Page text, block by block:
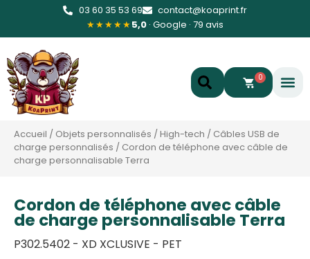
03 60 35 53 69
contact@koaprint.fr
★★★★★5,0 · Google · 79 avis
0
Accueil / Objets personnalisés /High-tech / Câbles USB de
charge personnalisés / Cordon de téléphone avec câble de
charge personnalisable Terra
Cordon de téléphone avec câble
de charge personnalisable Terra
P302.5402 - XD XCLUSIVE - PET